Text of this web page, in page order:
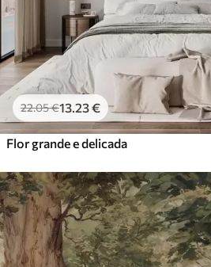
22.05€13.23€
Flor grande e delicada